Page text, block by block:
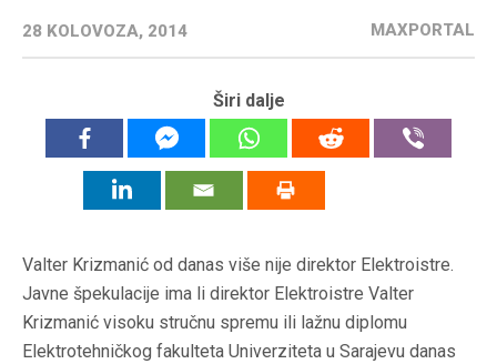
28 KOLOVOZA, 2014 MAXPORTAL
Širi dalje
Valter Krizmanić od danas više nije direktor Elektroistre.
Javne špekulacije ima li direktor Elektroistre Valter
Krizmanić visoku stručnu spremu ili lažnu diplomu
Elektrotehničkog fakulteta Univerziteta u Sarajevu danas